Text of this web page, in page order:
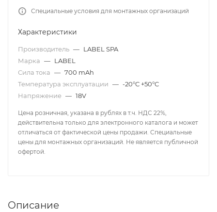
Специальные условия для монтажных организаций
Характеристики
Производитель — LABEL SPA
Марка — LABEL
Сила тока — 700 mAh
Температура эксплуатации — -20°С +50°С
Напряжение — 18V
Цена розничная, указана в рублях в т.ч. НДС 22%,
действительна только для электронного каталога и может
отличаться от фактической цены продажи. Специальные
цены для монтажных организаций. Не является публичной
офертой.
Описание